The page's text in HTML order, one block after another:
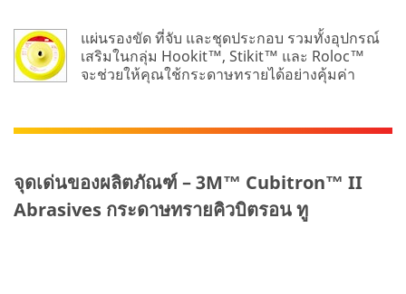
แผ่นรองขัด ที่จับ และชุดประกอบ รวมทั้งอุปกรณ์
เสริมในกลุ่ม Hookit™, Stikit™ และ Roloc™
จะช่วยให้คุณใช้กระดาษทรายได้อย่างคุ้มค่า
จุดเด่นของผลิตภัณฑ์ – 3M™ Cubitron™ II
Abrasives กระดาษทรายคิวบิตรอน ทู